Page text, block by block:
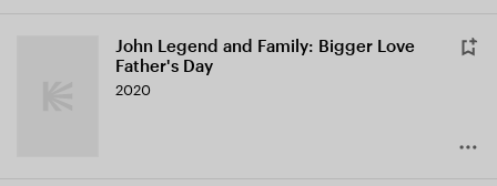
John Legend and Family: Bigger Love
Father's Day
2020